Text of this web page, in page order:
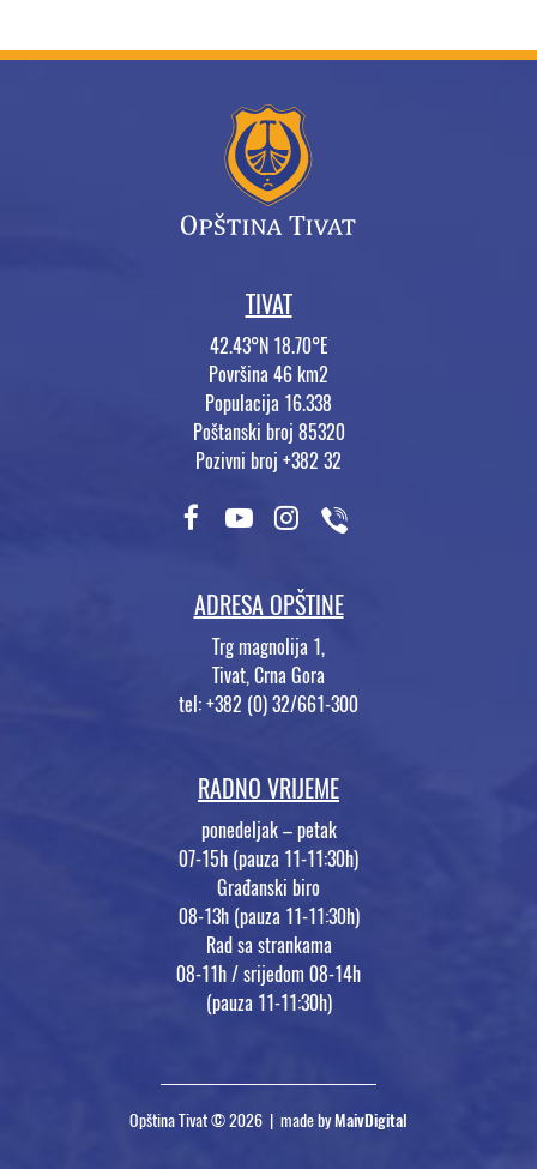
TIVAT
42.43°N 18.70°E
Površina 46 km2
Populacija 16.338
Poštanski broj 85320
Pozivni broj +382 32
ADRESA OPŠTINE
Trg magnolija 1,
Tivat, Crna Gora
tel: +382 (0) 32/661-300
RADNO VRIJEME
ponedeljak – petak
07-15h (pauza 11-11:30h)
Građanski biro
08-13h (pauza 11-11:30h)
Rad sa strankama
08-11h / srijedom 08-14h
(pauza 11-11:30h)
Opština Tivat © 2026 | made byMaivDigital